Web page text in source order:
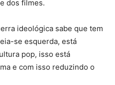
dos filmes.
ideológica sabe que tem
se esquerda, está
pop, isso está
e com isso reduzindo o